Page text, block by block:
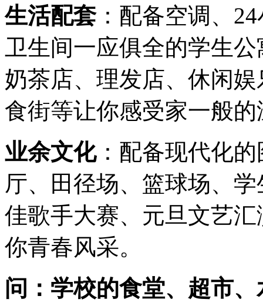
生活配套：配备空调、
卫生间一应俱全的学生
奶茶店、理发店、休闲
食街等让你感受家一般的
业余文化：配备现代化
厅、田径场、篮球场、
佳歌手大赛、元旦文艺
你青春风采。
问：学校的食堂、超市